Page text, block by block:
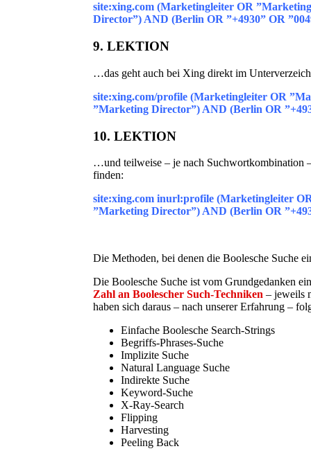
site:xing.com (Marketingleiter OR
Director”) AND (Berlin OR ”+4930” OR
9. LEKTION
…das geht auch bei Xing direkt im
site:xing.com/profile (Marketingleiter OR
”Marketing Director”) AND (Berlin OR
10. LEKTION
…und teilweise – je nach Suchwortkombination
finden:
site:xing.com inurl:profile (Marketingleiter
”Marketing Director”) AND (Berlin OR
Die Methoden, bei denen die Boolesche Suche
Die Boolesche Suche ist vom Grundgedanken
Zahl an Boolescher Such-Techniken – jeweils
haben sich daraus – nach unserer Erfahrung –
Einfache Boolesche Search-Strings
Begriffs-Phrases-Suche
Implizite Suche
Natural Language Suche
Indirekte Suche
Keyword-Suche
X-Ray-Search
Flipping
Harvesting
Peeling Back